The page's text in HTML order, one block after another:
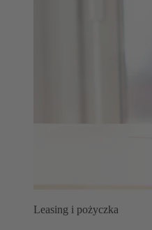
Leasing i pożyczka